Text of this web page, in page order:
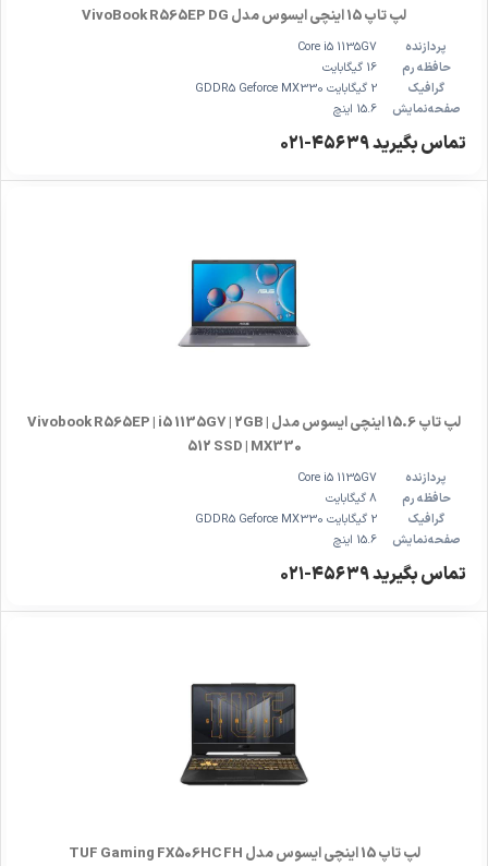
لپ تاپ 15 اینچی ایسوس مدل VivoBook R565EP DG
پردازنده
Core i5 1135G7
حافظه رم
16 گیگابایت
گرافیک
2 گیگابایت GDDR5 Geforce MX330
صفحه‌نمایش
15.6 اینچ
تماس بگیرید ۴۵۶۳۹-۰۲۱
لپ تاپ 15.6 اینچی ایسوس مدل Vivobook R565EP | i5 1135G7 | 2GB |
512 SSD | MX330
پردازنده
Core i5 1135G7
حافظه رم
8 گیگابایت
گرافیک
2 گیگابایت GDDR5 Geforce MX330
صفحه‌نمایش
15.6 اینچ
تماس بگیرید ۴۵۶۳۹-۰۲۱
لپ تاپ 15 اینچی ایسوس مدل TUF Gaming FX506HC FH